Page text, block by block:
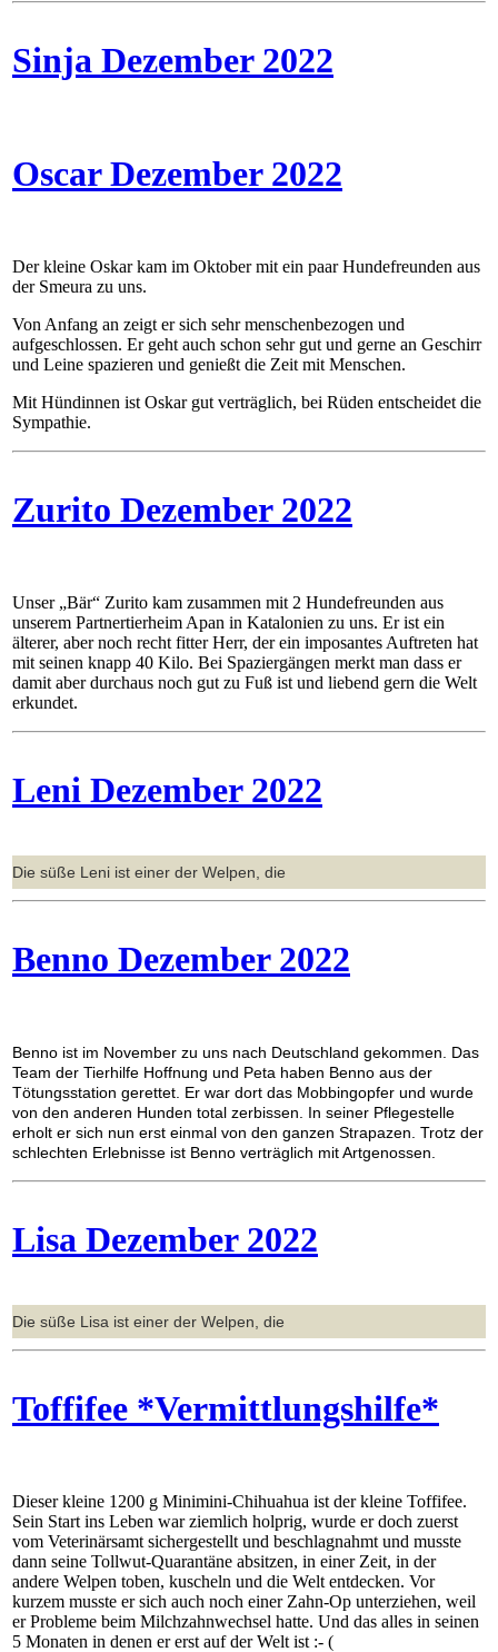
Sinja Dezember 2022
Oscar Dezember 2022
Der kleine Oskar kam im Oktober mit ein paar Hundefreunden aus
der Smeura zu uns.
Von Anfang an zeigt er sich sehr menschenbezogen und
aufgeschlossen. Er geht auch schon sehr gut und gerne an Geschirr
und Leine spazieren und genießt die Zeit mit Menschen.
Mit Hündinnen ist Oskar gut verträglich, bei Rüden entscheidet die
Sympathie.
Zurito Dezember 2022
Unser „Bär“ Zurito kam zusammen mit 2 Hundefreunden aus
unserem Partnertierheim Apan in Katalonien zu uns. Er ist ein
älterer, aber noch recht fitter Herr, der ein imposantes Auftreten hat
mit seinen knapp 40 Kilo. Bei Spaziergängen merkt man dass er
damit aber durchaus noch gut zu Fuß ist und liebend gern die Welt
erkundet.
Leni Dezember 2022
Die süße Leni ist einer der Welpen, die
Benno Dezember 2022
Benno ist im November zu uns nach Deutschland gekommen. Das
Team der Tierhilfe Hoffnung und Peta haben Benno aus der
Tötungsstation gerettet. Er war dort das Mobbingopfer und wurde
von den anderen Hunden total zerbissen. In seiner Pflegestelle
erholt er sich nun erst einmal von den ganzen Strapazen. Trotz der
schlechten Erlebnisse ist Benno verträglich mit Artgenossen.
Lisa Dezember 2022
Die süße Lisa ist einer der Welpen, die
Toffifee *Vermittlungshilfe*
Dieser kleine 1200 g Minimini-Chihuahua ist der kleine Toffifee.
Sein Start ins Leben war ziemlich holprig, wurde er doch zuerst
vom Veterinärsamt sichergestellt und beschlagnahmt und musste
dann seine Tollwut-Quarantäne absitzen, in einer Zeit, in der
andere Welpen toben, kuscheln und die Welt entdecken. Vor
kurzem musste er sich auch noch einer Zahn-Op unterziehen, weil
er Probleme beim Milchzahnwechsel hatte. Und das alles in seinen
5 Monaten in denen er erst auf der Welt ist :- (